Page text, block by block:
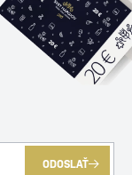
ODOSLAŤ